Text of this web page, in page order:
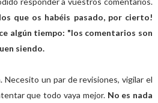
que os habéis pasado, por cierto!
algún tiempo: "los comentarios son
siendo.
Necesito un par de revisiones, vigilar el
que todo vaya mejor. No es nada